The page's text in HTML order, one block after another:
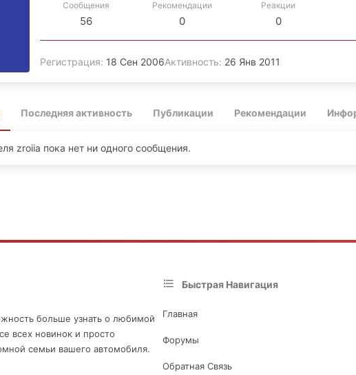
Сообщения
56
Рекомендации
0
Реакции
0
Регистрация 18 Сен 2006Активность 26 Янв 2011
Последняя активность Публикации Рекомендации
zroiia пока нет ни одного сообщения.
больше узнать о любимой
всех новинок и просто
семьи вашего автомобиля.
Быстрая Навигация
Главная
Форумы
Обратная Связь